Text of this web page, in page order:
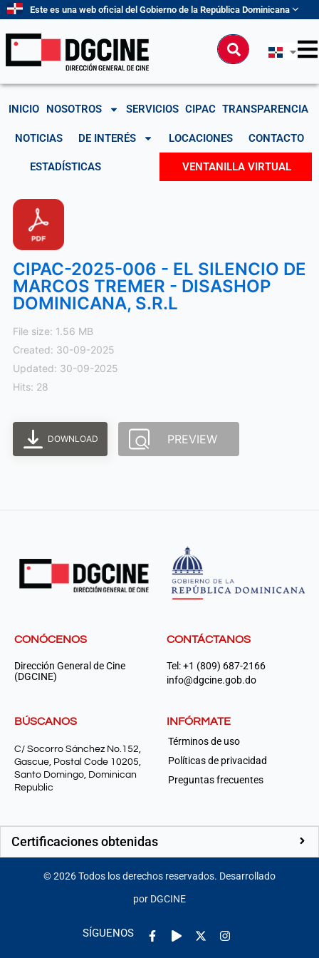
contenido
Este es una web oficial del Gobierno de la República Dominicana
Buscar
INICIO NOSOTROS SERVICIOS CIPAC TRANSPARENCIA
NOTICIAS DE INTERÉS LOCACIONES CONTACTO
ESTADÍSTICAS VENTANILLA VIRTUAL
CIPAC-2025-006 - EL SILENCIO DE
MARCOS TREMER - DISASHOP
DOMINICANA, S.R.L
File size: 1.56 MB
Created: 30-09-2025
Updated: 30-09-2025
Hits: 28
DOWNLOAD PREVIEW
CONÓCENOS
Dirección General de Cine
(DGCINE)
CONTÁCTANOS
Tel: +1 (809) 687-2166
info@dgcine.gob.do
BÚSCANOS
C/ Socorro Sánchez No.152,
Gascue, Postal Code 10205,
Santo Domingo, Dominican
Republic
INFÓRMATE
Términos de uso
Políticas de privacidad
Preguntas frecuentes
Certificaciones obtenidas
©2026Todos los derechos reservados. Desarrollado
por DGCINE
SÍGUENOS
Facebook-
f
Play Instagram